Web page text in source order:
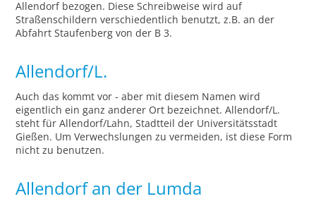
Allendorf bezogen. Diese Schreibweise wird auf
Straßenschildern verschiedentlich benutzt, z.B. an der
Abfahrt Staufenberg von der B 3.
Allendorf/L.
Auch das kommt vor - aber mit diesem Namen wird
eigentlich ein ganz anderer Ort bezeichnet. Allendorf/L.
steht für Allendorf/Lahn, Stadtteil der Universitätsstadt
Gießen. Um Verwechslungen zu vermeiden, ist diese Form
nicht zu benutzen.
Allendorf an der Lumda